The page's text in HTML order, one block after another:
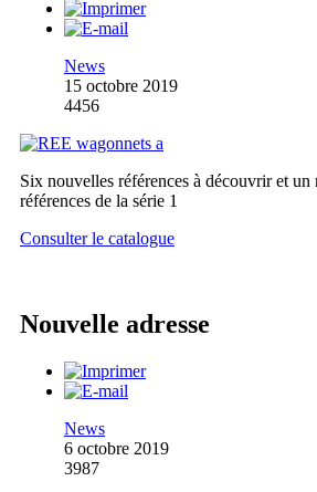
News
15 octobre 2019
4456
Six nouvelles références à découvrir et
références de la série 1
Consulter le catalogue
Nouvelle adresse
News
6 octobre 2019
3987